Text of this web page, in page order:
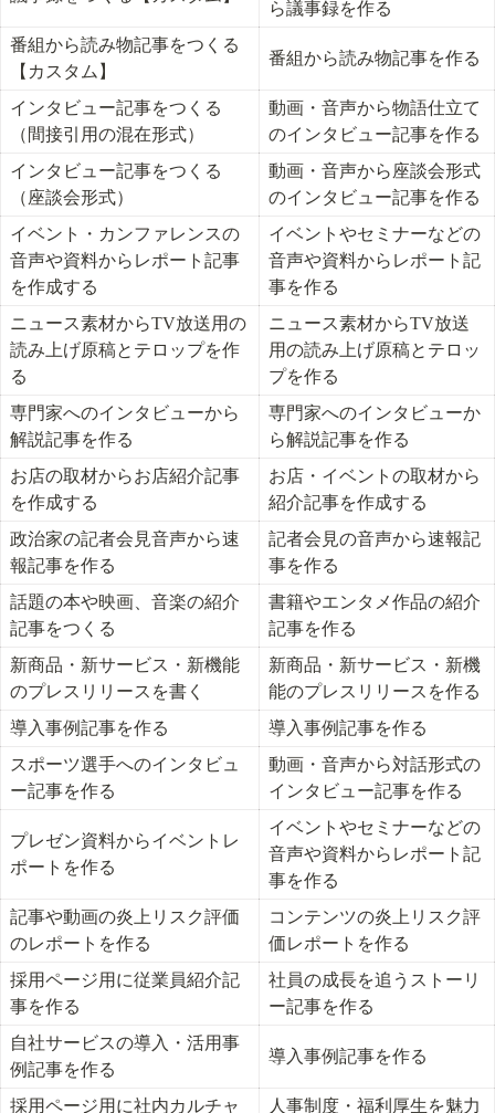
ら議事録を作る
番組から読み物記事をつくる
【カスタム】
番組から読み物記事を作る
インタビュー記事をつくる
（間接引用の混在形式）
動画・音声から物語仕立て
のインタビュー記事を作る
インタビュー記事をつくる
（座談会形式）
動画・音声から座談会形式
のインタビュー記事を作る
イベント・カンファレンスの
音声や資料からレポート記事
を作成する
イベントやセミナーなどの
音声や資料からレポート記
事を作る
ニュース素材からTV放送用の
読み上げ原稿とテロップを作
る
ニュース素材からTV放送
用の読み上げ原稿とテロッ
プを作る
専門家へのインタビューから
解説記事を作る
専門家へのインタビューか
ら解説記事を作る
お店の取材からお店紹介記事
を作成する
お店・イベントの取材から
紹介記事を作成する
政治家の記者会見音声から速
報記事を作る
記者会見の音声から速報記
事を作る
話題の本や映画、音楽の紹介
記事をつくる
書籍やエンタメ作品の紹介
記事を作る
新商品・新サービス・新機能
のプレスリリースを書く
新商品・新サービス・新機
能のプレスリリースを作る
導入事例記事を作る
導入事例記事を作る
スポーツ選手へのインタビュ
ー記事を作る
動画・音声から対話形式の
インタビュー記事を作る
プレゼン資料からイベントレ
ポートを作る
イベントやセミナーなどの
音声や資料からレポート記
事を作る
記事や動画の炎上リスク評価
のレポートを作る
コンテンツの炎上リスク評
価レポートを作る
採用ページ用に従業員紹介記
事を作る
社員の成長を追うストーリ
ー記事を作る
自社サービスの導入・活用事
例記事を作る
導入事例記事を作る
採用ページ用に社内カルチャ 人事制度・福利厚生を魅力